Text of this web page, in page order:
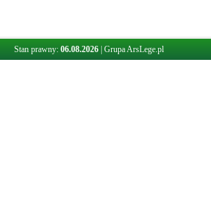
Stan prawny: 06.08.2026 Grupa ArsLege.pl